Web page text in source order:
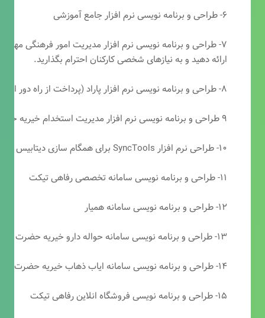
۶- طراحی و برنامه نویسی نرم افزار جامع آموزشی
۷- طراحی و برنامه نویسی نرم افزار مدیریت امور فرهنگی
ارائه دهید و به نیازهای شخصی کارکنان احترام بگذارید.
۸- طراحی و برنامه نویسی نرم افزار پاراد (پرداخت از راه دور انجمن مددکاری امام زمان(عج))
۹ طراحی و برنامه نویسی نرم افزار مدیریت استخدام خیریه حضرت ابوالفضل (ع)
۱۰- طراحی نرم افزار SyncTools برای همگام سازی دیتابیس های SQL Server
۱۱- طراحی و برنامه نویسی سامانه تخصصی رفاهی تیکت
۱۲- طراحی و برنامه نویسی سامانه همیار
۱۳- طراحی و برنامه نویسی سامانه حواله دارو خیریه حضرت ابوالفضل (ع)
۱۴- طراحی و برنامه نویسی سامانه ایاب ذهاب خیریه حضرت ابوالفضل (ع)
۱۵- طراحی و برنامه نویسی فروشگاه انلاین رفاهی تیکت